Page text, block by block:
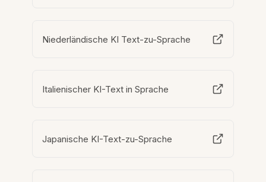
Niederländische KI Text-zu-Sprache
Italienischer KI-Text in Sprache
Japanische KI-Text-zu-Sprache